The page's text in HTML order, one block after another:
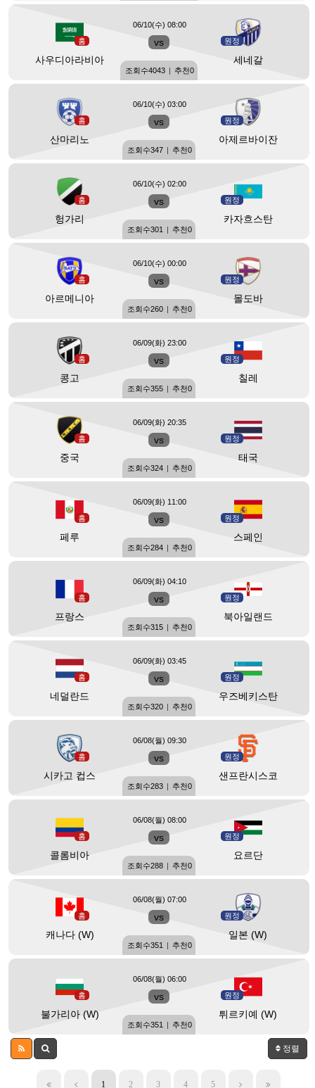
홈
사우디아라비아
vs 원정
세네갈
06/10(수) 08:00
조회수4043 | 추천0
홈
산마리노
vs 원정
아제르바이잔
06/10(수) 03:00
조회수347 | 추천0
홈
헝가리
vs 원정
카자흐스탄
06/10(수) 02:00
조회수301 | 추천0
홈
아르메니아
vs 원정
몰도바
06/10(수) 00:00
조회수260 | 추천0
홈
콩고
vs 원정
칠레
06/09(화) 23:00
조회수355 | 추천0
홈
중국
vs 원정
태국
06/09(화) 20:35
조회수324 | 추천0
홈
페루
vs 원정
스페인
06/09(화) 11:00
조회수284 | 추천0
홈
프랑스
vs 원정
북아일랜드
06/09(화) 04:10
조회수315 | 추천0
홈
네덜란드
vs 원정
우즈베키스탄
06/09(화) 03:45
조회수320 | 추천0
홈
시카고 컵스
vs 원정
샌프란시스코
06/08(월) 09:30
조회수283 | 추천0
홈
콜롬비아
vs 원정
요르단
06/08(월) 08:00
조회수288 | 추천0
홈
캐나다 (W)
vs 원정
일본 (W)
06/08(월) 07:00
조회수351 | 추천0
홈
불가리아 (W)
vs 원정
튀르키예 (W)
06/08(월) 06:00
조회수351 | 추천0
정렬
1 2 3 4 5